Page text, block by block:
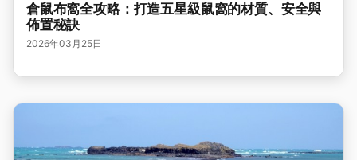
倉鼠布窩全攻略：打造五星級鼠窩的材質、安全與
佈置秘訣
2026年03月25日